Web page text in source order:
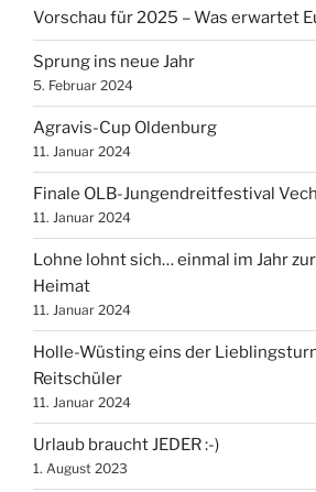
Vorschau für 2025 – Was erwartet
Sprung ins neue Jahr
5. Februar 2024
Agravis-Cup Oldenburg
11. Januar 2024
Finale OLB-Jungendreitfestival
11. Januar 2024
Lohne lohnt sich… einmal im Jahr
Heimat
11. Januar 2024
Holle-Wüsting eins der
Reitschüler
11. Januar 2024
Urlaub braucht JEDER :-)
1. August 2023